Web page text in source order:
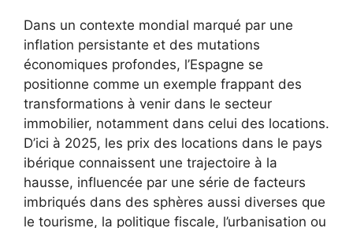
Dans un contexte mondial marqué par une
inflation persistante et des mutations
économiques profondes, l’Espagne se
positionne comme un exemple frappant des
transformations à venir dans le secteur
immobilier, notamment dans celui des locations.
D’ici à 2025, les prix des locations dans le pays
ibérique connaissent une trajectoire à la
hausse, influencée par une série de facteurs
imbriqués dans des sphères aussi diverses que
le tourisme, la politique fiscale, l’urbanisation ou